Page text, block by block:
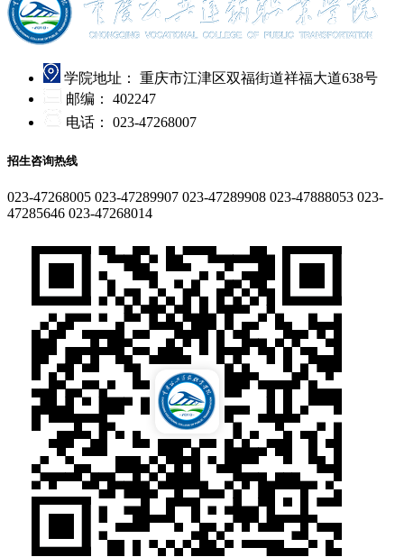
学院地址：
重庆市江津区双福街道祥福大道638号
邮编：
402247
电话：
023-47268007
招生咨询热线
023-47268005 023-47289907 023-47289908 023-47888053 023-
47285646 023-47268014